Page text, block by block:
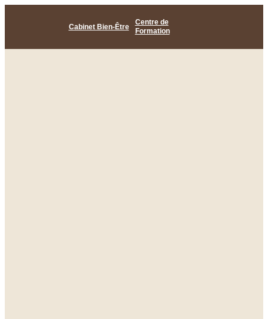
Cabinet Bien-Être
Centre de
Formation